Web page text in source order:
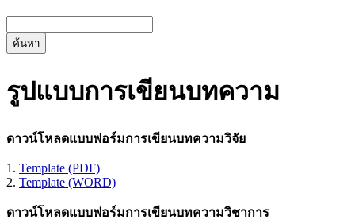
ค้นหา
รูปแบบการเขียนบทความ
ดาวน์โหลดแบบฟอร์มการเขียนบทความวิจัย
1. Template (PDF)
2. Template (WORD)
ดาวน์โหลดแบบฟอร์มการเขียนบทความวิชาการ